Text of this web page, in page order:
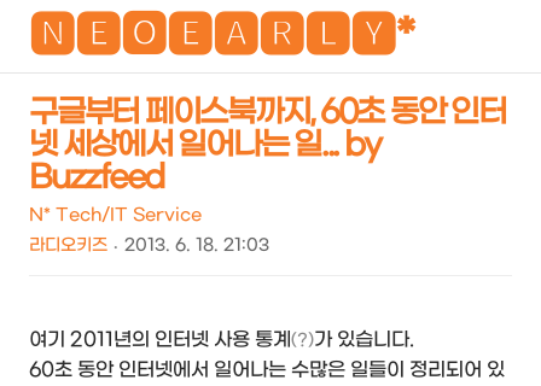
🅽🅴🅾🅴🅰🆁🅻🆈*
구글부터 페이스북까지, 60초 동안 인터
넷 세상에서 일어나는 일... by
Buzzfeed
N* Tech/IT Service
라디오키즈
2013. 6. 18. 21:03
여기 2011년의 인터넷 사용 통계 (?)가 있습니다.
60초 동안 인터넷에서 일어나는 수많은 일들이 정리되어 있